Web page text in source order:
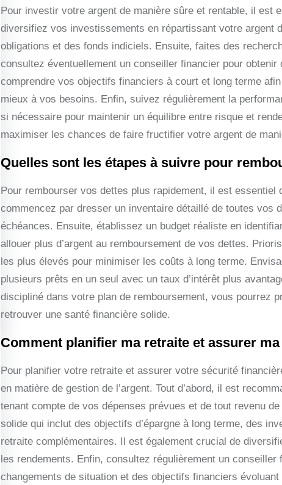
Pour investir votre argent de manière sûre et rentable, il est
diversifiez vos investissements en répartissant votre argent
obligations et des fonds indiciels. Ensuite, faites des
consultez éventuellement un conseiller financier pour
comprendre vos objectifs financiers à court et long terme
mieux à vos besoins. Enfin, suivez régulièrement la
si nécessaire pour maintenir un équilibre entre risque et
maximiser les chances de faire fructifier votre argent de
Quelles sont les étapes à suivre pour
Pour rembourser vos dettes plus rapidement, il est essentiel
commencez par dresser un inventaire détaillé de toutes vos
échéances. Ensuite, établissez un budget réaliste en
allouer plus d’argent au remboursement de vos dettes.
les plus élevés pour minimiser les coûts à long terme.
plusieurs prêts en un seul avec un taux d’intérêt plus
discipliné dans votre plan de remboursement, vous pourrez
retrouver une santé financière solide.
Comment planifier ma retraite et assurer
Pour planifier votre retraite et assurer votre sécurité
en matière de gestion de l’argent. Tout d’abord, il est
tenant compte de vos dépenses prévues et de tout revenu
solide qui inclut des objectifs d’épargne à long terme, des
retraite complémentaires. Il est également crucial de
les rendements. Enfin, consultez régulièrement un
changements de situation et des objectifs financiers